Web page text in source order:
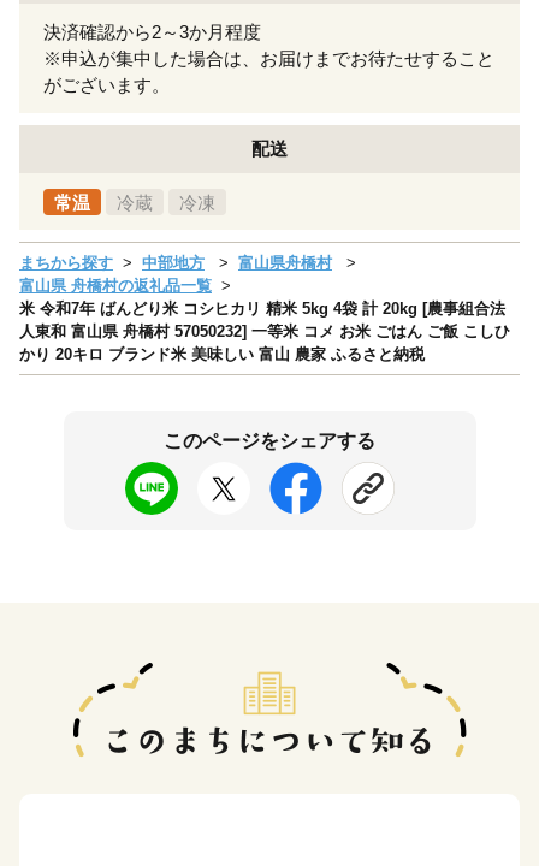
決済確認から2～3か月程度
※申込が集中した場合は、お届けまでお待たせすること
がございます。
配送
常温 冷蔵 冷凍
まちから探す 中部地方
富山県舟橋村
富山県 舟橋村の返礼品一覧
米 令和7年 ばんどり米 コシヒカリ 精米 5kg 4袋 計 20kg [農事組合法
人東和 富山県 舟橋村 57050232] 一等米 コメ お米 ごはん ご飯 こしひ
かり 20キロ ブランド米 美味しい 富山 農家 ふるさと納税
このページをシェアする